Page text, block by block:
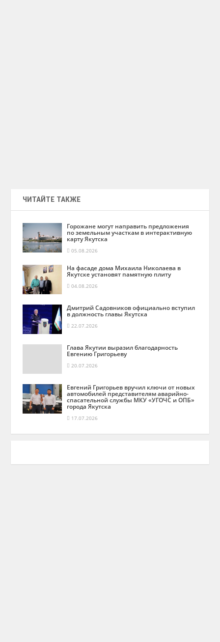
ЧИТАЙТЕ ТАКЖЕ
Горожане могут направить предложения
по земельным участкам в интерактивную
карту Якутска
05.08.2026
На фасаде дома Михаила Николаева в
Якутске установят памятную плиту
04.08.2026
Дмитрий Садовников официально вступил
в должность главы Якутска
22.07.2026
Глава Якутии выразил благодарность
Евгению Григорьеву
20.07.2026
Евгений Григорьев вручил ключи от новых
автомобилей представителям аварийно-
спасательной службы МКУ «УГОЧС и ОПБ»
города Якутска
17.07.2026